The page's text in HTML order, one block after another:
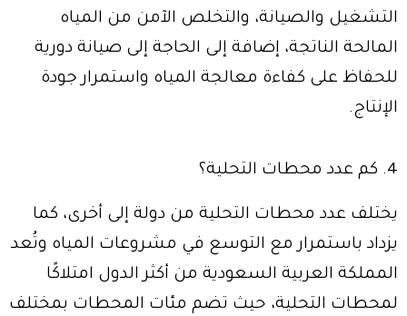
التشغيل والصيانة، والتخلص الآمن من المياه
المالحة الناتجة، إضافة إلى الحاجة إلى صيانة دورية
للحفاظ على كفاءة معالجة المياه واستمرار جودة
الإنتاج.
4. كم عدد محطات التحلية؟
يختلف عدد محطات التحلية من دولة إلى أخرى، كما
يزداد باستمرار مع التوسع في مشروعات المياه وتُعد
المملكة العربية السعودية من أكثر الدول امتلاكًا
لمحطات التحلية، حيث تضم مئات المحطات بمختلف